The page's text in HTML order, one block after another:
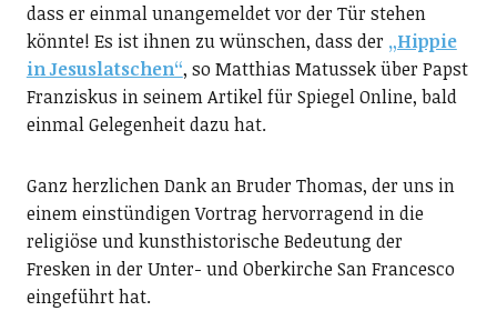
dass er einmal unangemeldet vor der Tür stehen
könnte! Es ist ihnen zu wünschen, dass der „Hippie
in Jesuslatschen“, so Matthias Matussek über Papst
Franziskus in seinem Artikel für Spiegel Online, bald
einmal Gelegenheit dazu hat.
Ganz herzlichen Dank an Bruder Thomas, der uns in
einem einstündigen Vortrag hervorragend in die
religiöse und kunsthistorische Bedeutung der
Fresken in der Unter- und Oberkirche San Francesco
eingeführt hat.